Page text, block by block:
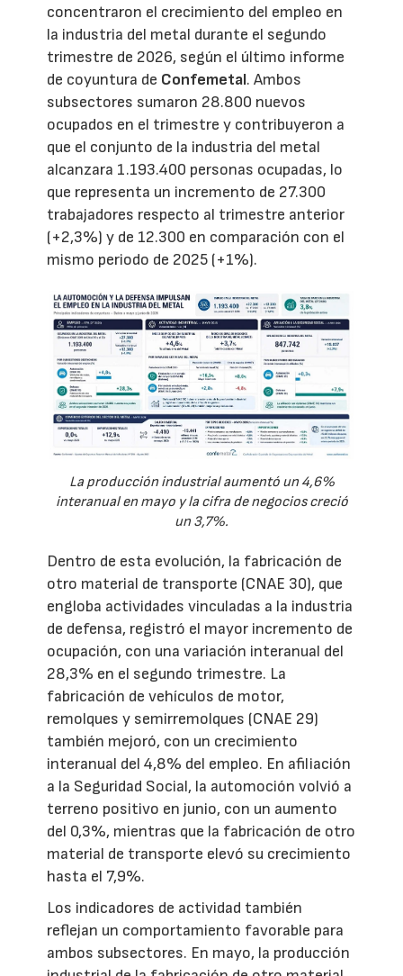
concentraron el crecimiento del empleo en
la industria del metal durante el segundo
trimestre de 2026, según el último informe
de coyuntura de Confemetal. Ambos
subsectores sumaron 28.800 nuevos
ocupados en el trimestre y contribuyeron a
que el conjunto de la industria del metal
alcanzara 1.193.400 personas ocupadas, lo
que representa un incremento de 27.300
trabajadores respecto al trimestre anterior
(+2,3%) y de 12.300 en comparación con el
mismo periodo de 2025 (+1%).
La producción industrial aumentó un 4,6%
interanual en mayo y la cifra de negocios creció
un 3,7%.
Dentro de esta evolución, la fabricación de
otro material de transporte (CNAE 30), que
engloba actividades vinculadas a la industria
de defensa, registró el mayor incremento de
ocupación, con una variación interanual del
28,3% en el segundo trimestre. La
fabricación de vehículos de motor,
remolques y semirremolques (CNAE 29)
también mejoró, con un crecimiento
interanual del 4,8% del empleo. En afiliación
a la Seguridad Social, la automoción volvió a
terreno positivo en junio, con un aumento
del 0,3%, mientras que la fabricación de otro
material de transporte elevó su crecimiento
hasta el 7,9%.
Los indicadores de actividad también
reflejan un comportamiento favorable para
ambos subsectores. En mayo, la producción